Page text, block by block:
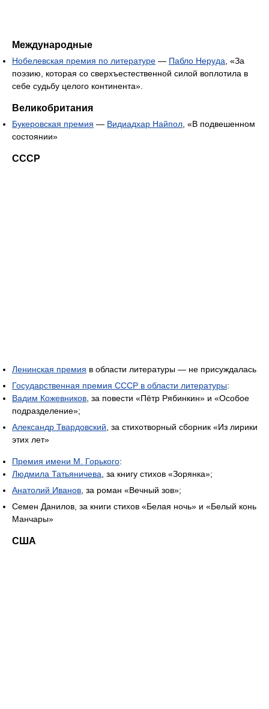
Международные
Нобелевская премия по литературе — Пабло Неруда , «За
поэзию, которая со сверхъестественной силой воплотила в
себе судьбу целого континента».
Великобритания
Букеровская премия — Видиадхар Найпол , «В подвешенном
состоянии»
СССР
Ленинская премия в области литературы — не присуждалась
Государственная премия СССР в области литературы:
Вадим Кожевников , за повести «Пётр Рябинкин» и «Особое
подразделение»;
Александр Твардовский , за стихотворный сборник «Из лирики
этих лет»
Премия имени М. Горького:
Людмила Татьяничева , за книгу стихов «Зорянка»;
Анатолий Иванов , за роман «Вечный зов»;
Семен Данилов, за книги стихов «Белая ночь» и «Белый конь
Манчары»
США